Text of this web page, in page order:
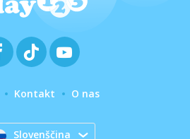
Kontakt O nas
Slovenščina